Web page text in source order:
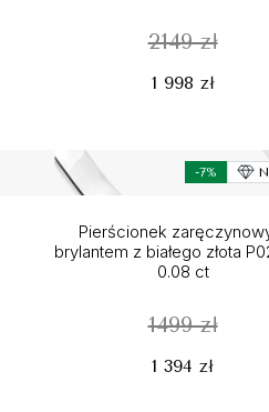
2149 zł
1 998 zł
-7%
Pierścionek
brylantem z białego złota
0.08 ct
1499 zł
1 394 zł